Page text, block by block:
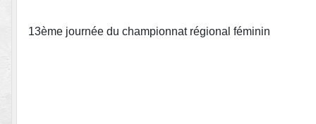
13ème journée du championnat régional féminin